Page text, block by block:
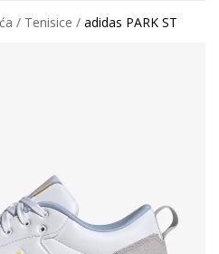
Tenisice adidas PARK ST